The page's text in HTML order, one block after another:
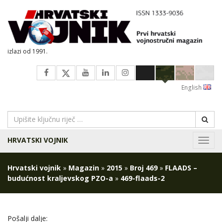
izlazi od 1991.
English
HRVATSKI VOJNIK
Hrvatski vojnik » Magazin » 2015 » Broj 469» FLAADS –
budućnost kraljevskog PZO-a » 469-flaads-2
Pošalji dalje: